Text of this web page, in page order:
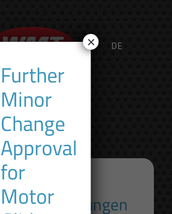
ZÖLLISCH
Further
Minor
Change
Approval
for
Motor
×